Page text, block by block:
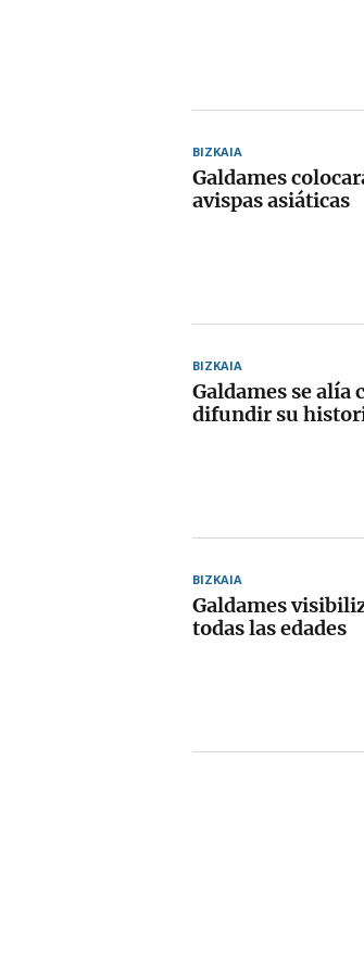
BIZKAIA
Galdames
avispas asiáticas
BIZKAIA
Galdames se alía
difundir su
BIZKAIA
Galdames
todas las edades